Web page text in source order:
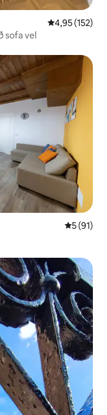
4,95 af 5 í
4,95 (152)
sofa vel
5 af 5 í
5 (91)